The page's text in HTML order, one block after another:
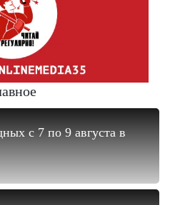
с 7 по 9 августа в